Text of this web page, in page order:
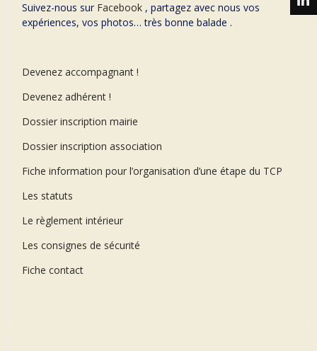
Suivez-nous sur Facebook , partagez avec nous vos
expériences, vos photos… très bonne balade .
Devenez accompagnant !
Devenez adhérent !
Dossier inscription mairie
Dossier inscription association
Fiche information pour l’organisation d’une étape du TCP
Les statuts
Le règlement intérieur
Les consignes de sécurité
Fiche contact